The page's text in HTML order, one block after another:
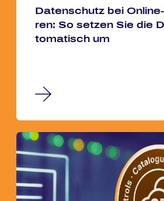
Da­ten­schutz bei
ren: So set­zen Sie die
to­ma­tisch um